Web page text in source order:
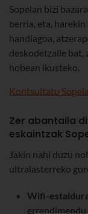
Sopelan bizi
berria, eta,
handiagoa,
deskodetzaile bat,
hobean ikusteko.
Kontsultatu
Zer abantaila
eskaintzak
Jakin nahi duzu
ultralasterreko
Wifi-
errendimendu